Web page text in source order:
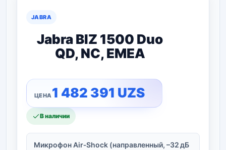
JABRA
Jabra BIZ 1500 Duo
QD, NC, EMEA
1 482 391 UZS
В наличии
Микрофон Air‑Shock (направленный, –32 дБ